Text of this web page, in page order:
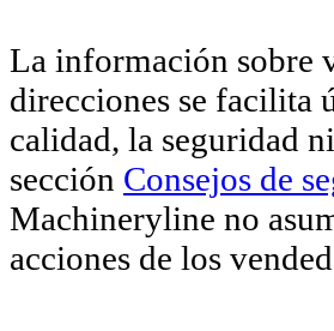
La información sobre
direcciones se facilita
calidad, la seguridad
sección Consejos de
Machineryline no
acciones de los